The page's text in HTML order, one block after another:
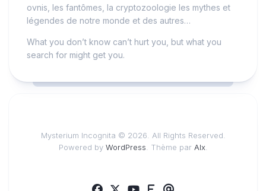
ovnis, les fantômes, la cryptozoologie les mythes et
légendes de notre monde et des autres…
What you don’t know can’t hurt you, but what you
search for might get you.
Mysterium Incognita © 2026. All Rights Reserved.
Powered by WordPress . Thème par Alx